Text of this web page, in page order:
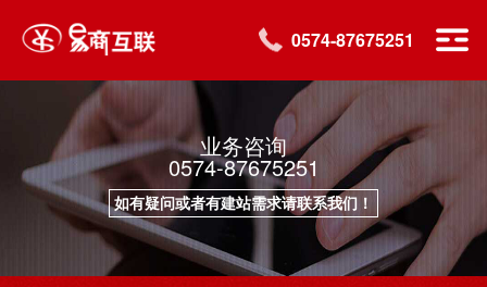
0574-87675251
业务咨询
0574-87675251
如有疑问或者有建站需求请联系我们！